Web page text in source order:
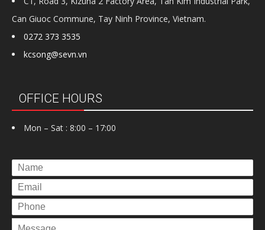
Can Giuoc Commune, Tay Ninh Province, Vietnam.
0272 373 3535
kcsong@sevn.vn
OFFICE HOURS
Mon – Sat : 8:00 – 17:00